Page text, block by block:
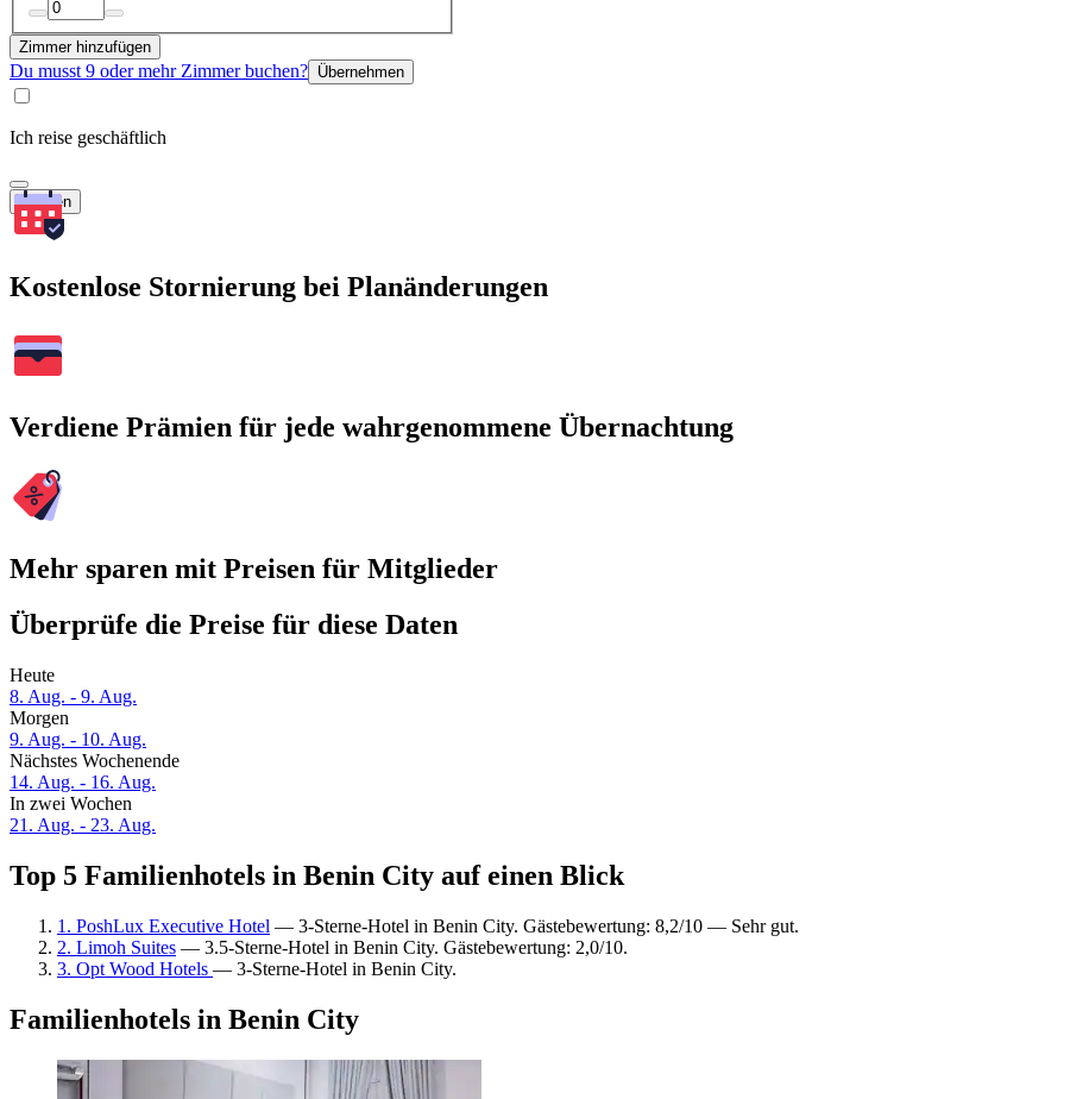
Zimmer hinzufügen
Du musst 9 oder mehr Zimmer buchen? Übernehmen
Ich reise geschäftlich
Suchen
Kostenlose Stornierung bei Planänderungen
Verdiene Prämien für jede wahrgenommene Übernachtung
Mehr sparen mit Preisen für Mitglieder
Überprüfe die Preise für diese Daten
Heute
8. Aug. - 9. Aug.
Morgen
9. Aug. - 10. Aug.
Nächstes Wochenende
14. Aug. - 16. Aug.
In zwei Wochen
21. Aug. - 23. Aug.
Top 5 Familienhotels in Benin City auf einen Blick
1. PoshLux Executive Hotel — 3-Sterne-Hotel in Benin City. Gästebewertung: 8,2/10 — Sehr gut.
2. Limoh Suites — 3.5-Sterne-Hotel in Benin City. Gästebewertung: 2,0/10.
3. Opt Wood Hotels — 3-Sterne-Hotel in Benin City.
Familienhotels in Benin City